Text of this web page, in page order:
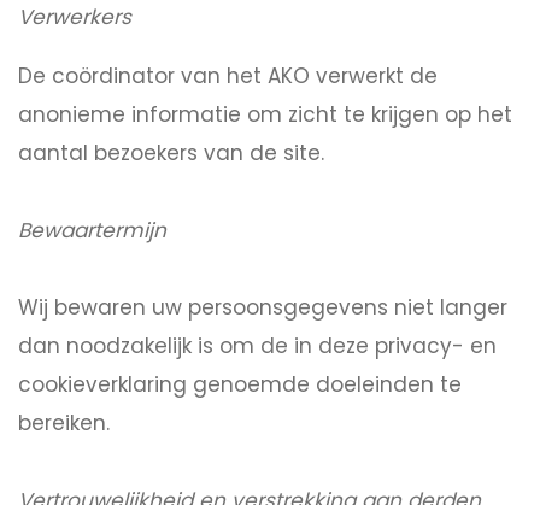
Verwerkers
De coördinator van het AKO verwerkt de
anonieme informatie om zicht te krijgen op het
aantal bezoekers van de site.
Bewaartermijn
Wij bewaren uw persoonsgegevens niet langer
dan noodzakelijk is om de in deze privacy- en
cookieverklaring genoemde doeleinden te
bereiken.